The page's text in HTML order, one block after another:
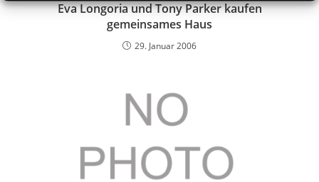
Eva Longoria und Tony Parker kaufen
gemeinsames Haus
29. Januar 2006